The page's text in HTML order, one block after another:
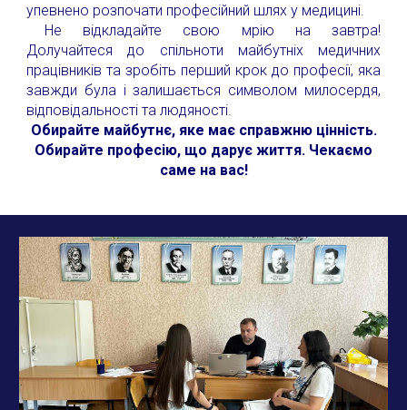
упевнено розпочати професійний шлях у медицині.
Не відкладайте свою мрію на завтра!
Долучайтеся до спільноти майбутніх медичних
працівників та зробіть перший крок до професії, яка
завжди була і залишається символом милосердя,
відповідальності та людяності.
Обирайте майбутнє, яке має справжню цінність.
Обирайте професію, що дарує життя. Чекаємо
саме на вас!